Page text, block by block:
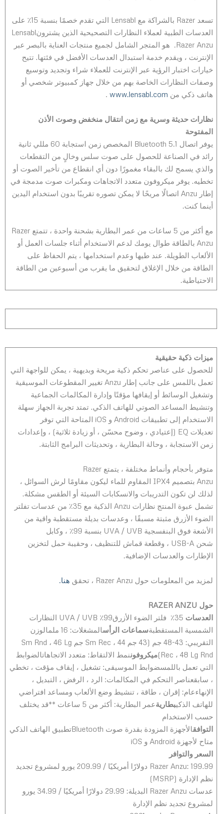
تسعد Razer بالشراكة مع Lensabl التي تقدم خصمًا بنسبة 15٪ على
العدسات الطبية لعملاء النظارات التصحيحية الذين يشترونLensabl
.Razer Anzu هو المتجر الشامل لجميع منتجات العناية بالبصر عبر
الإنترنت ، ويقدم خدمة استبدال العدسات الأفضل في فئتها. تتيح
خيارات اختبار الرؤية عبر الإنترنت للعملاء شراء وتجديد وتوسيع
وصفات النظارات الخاصة بهم من خلال جهاز كمبيوتر شخصي أو
هاتف ذكي من www.lensabl.com
نظارات حديثة وسرية مع زمن انتقال منخفض وصوت الأذن
المفتوحة
يوفر اتصال Bluetooth 5.1 المخصص زمن استجابة 60 مللي ثانية
رائد في الصناعة للحصول على صوت سلس وخالٍ من التقطعات
والذي يسمح لك بالبقاء مغمورًا دون أي انقطاع من تأخير الصوت أو
تخطيه. يوفر ميكروفون متعدد الاتجاهات ومكبرات صوت مدمجة في
إطار Anzu اتصالًا مريحًا لا يمكن تصوره تقريبًا بدون استخدام اليدين
أينما كنت.
مع أكثر من 5 ساعات من عمر البطارية بشحنة واحدة ، تتمتع Razer
Anzu بالطاقة طوال يومك لدعم الاستخدام أثناء جلسات العمل أو
الألعاب الطويلة. عند طيها وعدم استخدامها ، يتم الحفاظ على
الطاقة من خلال الإغلاق لتحقيق ما يقرب من أسبوعين من الطاقة
الاحتياطية.
ميزات ذكية حقيقية
للحصول على عناصر تحكم ذكية مريحة وبديهية ، يمكن للواجهة التي
تعمل باللمس على جانب إطار Anzu تغيير المقطوعات الموسيقية
وتشغيل الوسائط أو إيقافها مؤقتًا وإدارة المكالمات الجماعية
وتنشيط المساعد الصوتي للهاتف الذكي. تمتد تجربة الجهاز سهلة
الاستخدام إلى تطبيقات Android و iOS المتاحة التي توفر
تعديلات EQ (إعتيادي ، وضوح محسّن ، أو زيادة ثلاثية) ، وإعدادات
زمن الاستجابة ، وحالة البطارية ، وتحديثات البرامج الثابتة.
متوفر بأحجام وأنماط مختلفة ، يتمتع Razer
Anzu بتصميم IPX4 المقاوم للماء ليكون مقاومًا لرش السوائل ،
لذلك لن تكون التدريبات والانسكابات السيئة أو الطقس مشكلة.
تشمل عبوة المنتج نظارات Anzu الذكية مع 35٪ من عدسات تفلتر
الضوء الأزرق مثبتة مسبقًا ، وعدسات بديلة مستقطبة واقية من
الأشعة فوق البنفسجية UVA / UVB بنسبة 99٪ ، وكابل
شحن USB-A ، وقطعة قماش للتنظيف ، وحقيبة حمل لتخزين
الإطارات والعدسات الإضافية.
لمزيد من المعلومات حول Razer Anzu ، تحقق هنا.
حول
العدسات
35٪ فلتر الضوء الأزرق99٪ UVA / UVB النظارات
الشمسية المستقطبةسماعات الرأس
المشغلات: 16 ملمالوزن
التقريبي: 43-48 جم (43 جم Sm Rec ، 44 جم Sm Rnd ، 46 Lg
Rec ، 48 Lg Rnd) ميكروفوننمط الالتقاط: متعدد الاتجاهاتالضوابط
التي تعمل باللمسضوابط الموسيقى: تشغيل ، إيقاف مؤقت ، تخطي
، سابقعناصر التحكم في المكالمات: الرد ، الرفض ، التبديل ،
الإنهاءعام: إقران ، طاقة ، تنشيط وضع الألعاب ومساعد افتراضي
للهاتف الذكيبطارية
عمر البطارية: أكثر من 5 ساعات **قد يختلف
حسب الاستخدام
التوافق
الأجهزة المزودة بقدرة صوت Bluetoothتطبيق الهاتف الذكي
متاح لأجهزة Android و iOS
السعر والتوافر
Razer Anzu: 199.99 دولارًا أمريكيًا / 209.99 يورو لمشروع تجديد
نظم الإدارة (MSRP)
عدسات Razer Anzu البديلة: 29.99 دولارًا أمريكيًا / 34.99 يورو
لمشروع تجديد نظم الإدارة